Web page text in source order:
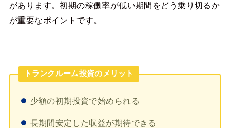
があります。初期の稼働率が低い期間をどう乗り切るか
が重要なポイントです。
トランクルーム投資のメリット
少額の初期投資で始められる
長期間安定した収益が期待できる